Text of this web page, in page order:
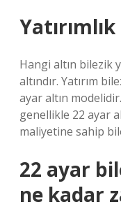
Hangi altın bilezik
altındır. Yatırım
ayar altın
genellikle 22 ayar
maliyetine sahip
22 ayar
ne kadar